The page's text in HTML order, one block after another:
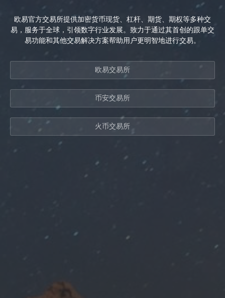
欧易官方交易所提供加密货币现货、杠杆、期货、期权等多种交
易，服务于全球，引领数字行业发展。致力于通过其首创的跟单交
易功能和其他交易解决方案帮助用户更明智地进行交易。
欧易交易所
币安交易所
火币交易所